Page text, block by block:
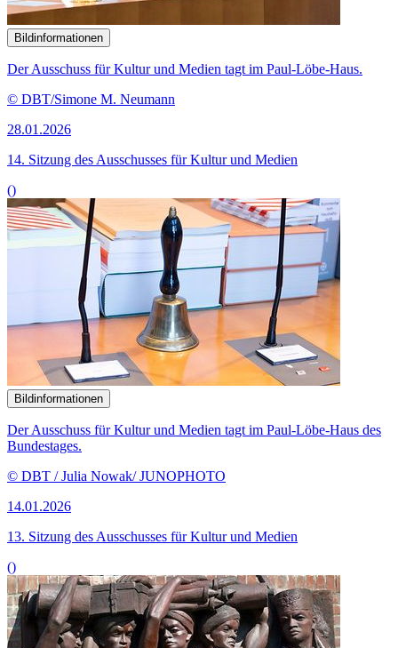
Bildinformationen
Der Ausschuss für Kultur und Medien tagt im Paul-Löbe-Haus.
© DBT/Simone M. Neumann
28.01.2026
14. Sitzung des Ausschusses für Kultur und Medien
()
Bildinformationen
Der Ausschuss für Kultur und Medien tagt im Paul-Löbe-Haus des
Bundestages.
© DBT / Julia Nowak/ JUNOPHOTO
14.01.2026
13. Sitzung des Ausschusses für Kultur und Medien
()